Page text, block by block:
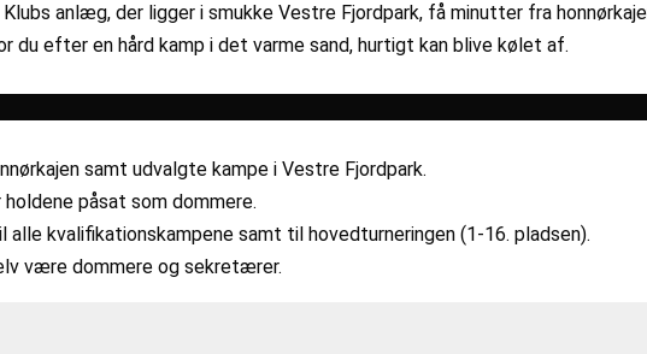
anlæg, der ligger i smukke Vestre Fjordpark, få minutter fra
du efter en hård kamp i det varme sand, hurtigt kan blive kølet af.
samt udvalgte kampe i Vestre Fjordpark.
påsat som dommere.
kvalifikationskampene samt til hovedturneringen (1-16. pladsen).
være dommere og sekretærer.